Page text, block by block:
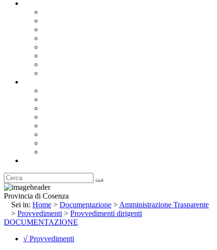
Provincia di Cosenza
Sei in: Home > Documentazione > Amministrazione Trasparente
> Provvedimenti > Provvedimenti dirigenti
DOCUMENTAZIONE
√ Provvedimenti